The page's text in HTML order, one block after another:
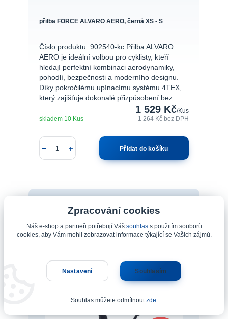
přilba FORCE ALVARO AERO, černá XS - S
Číslo produktu: 902540-kc Přilba ALVARO
AERO je ideální volbou pro cyklisty, kteří
hledají perfektní kombinaci aerodynamiky,
pohodlí, bezpečnosti a moderního designu.
Díky pokročilému upínacímu systému 4TEX,
který zajišťuje dokonalé přizpůsobení bez ...
1 529 Kč/Kus
1 264 Kč bez DPH
skladem 10 Kus
Přidat do košíku
Zpracování cookies
Náš e-shop a partneři potřebují Váš souhlass použitím souborů
cookies, aby Vám mohli zobrazovat informace týkající se Vašich zájmů.
Nastavení Souhlasím
Souhlas můžete odmítnoutzde